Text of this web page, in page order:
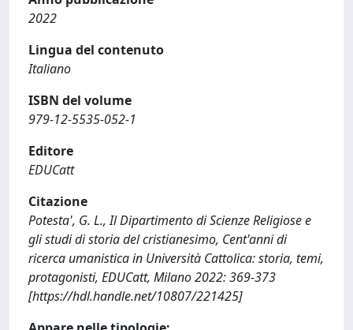
2022
Lingua del contenuto
Italiano
ISBN del volume
979-12-5535-052-1
Editore
EDUCatt
Citazione
Potesta', G. L., Il Dipartimento di Scienze Religiose e
gli studi di storia del cristianesimo, Cent'anni di
ricerca umanistica in Università Cattolica: storia, temi,
protagonisti, EDUCatt, Milano 2022: 369-373
[https://hdl.handle.net/10807/221425]